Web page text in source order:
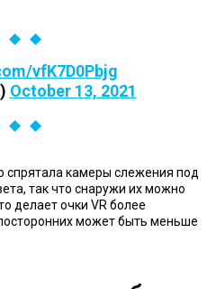
vfK7D0Pbjg
October 13, 2021
спрятала камеры слежения под
так что снаружи их можно
делает очки VR более
может быть меньше